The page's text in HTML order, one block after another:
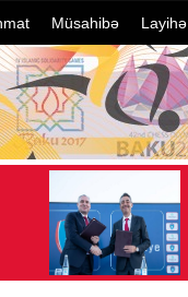
Müsahibə Layihə
80 Avqust